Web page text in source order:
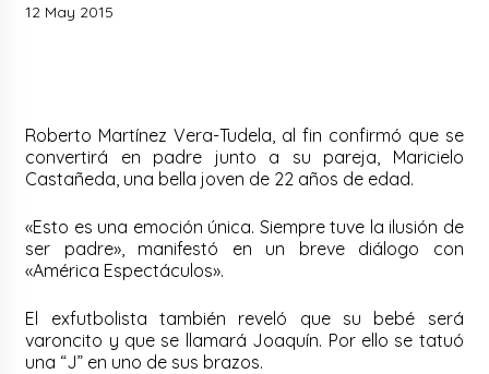
12 May 2015
Roberto Martínez Vera-Tudela, al fin confirmó que se
convertirá en padre junto a su pareja, Maricielo
Castañeda, una bella joven de 22 años de edad.
«Esto es una emoción única. Siempre tuve la ilusión de
ser padre», manifestó en un breve diálogo con
«América Espectáculos».
El exfutbolista también reveló que su bebé será
varoncito y que se llamará Joaquín. Por ello se tatuó
una “J” en uno de sus brazos.